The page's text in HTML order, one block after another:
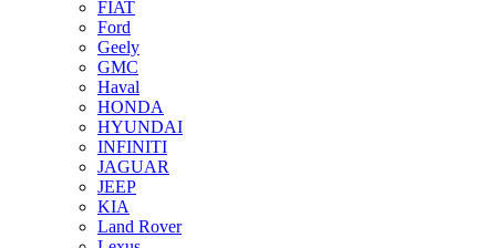
FIAT
Ford
Geely
GMC
Haval
HONDA
HYUNDAI
INFINITI
JAGUAR
JEEP
KIA
Land Rover